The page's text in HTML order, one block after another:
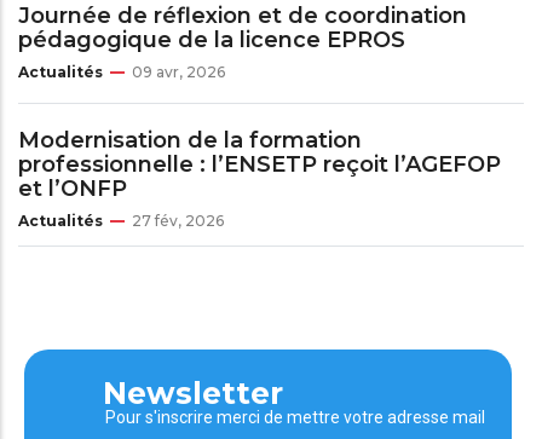
Journée de réflexion et de coordination
pédagogique de la licence EPROS
Actualités 09 avr, 2026
Modernisation de la formation
professionnelle : l’ENSETP reçoit l’AGEFOP
et l’ONFP
Actualités 27 fév, 2026
Newsletter
Pour s'inscrire merci de mettre votre adresse mail